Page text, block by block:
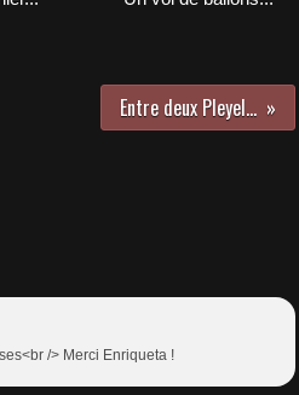
Entre deux Pleyel...
/> Merci Enriqueta !